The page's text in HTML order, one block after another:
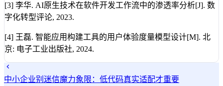
[3] 李华. AI原生技术在软件开发工作流中的渗透率分析[J]. 数
字化转型评论, 2023.
[4] 王磊. 智能应用构建工具的用户体验度量模型设计[M]. 北
京: 电子工业出版社, 2024.
中小企业别迷信魔力象限：低代码真实适配才重要